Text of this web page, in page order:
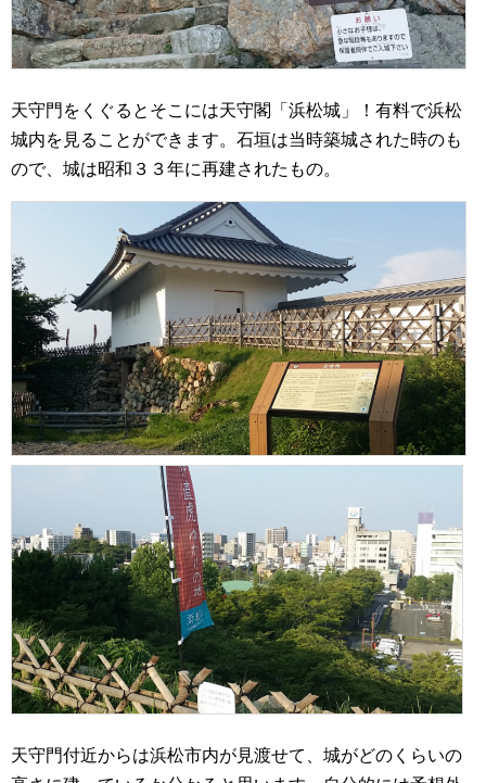
天守門をくぐるとそこには天守閣「浜松城」！有料で浜松
城内を見ることができます。石垣は当時築城された時のも
ので、城は昭和３３年に再建されたもの。
天守門付近からは浜松市内が見渡せて、城がどのくらいの